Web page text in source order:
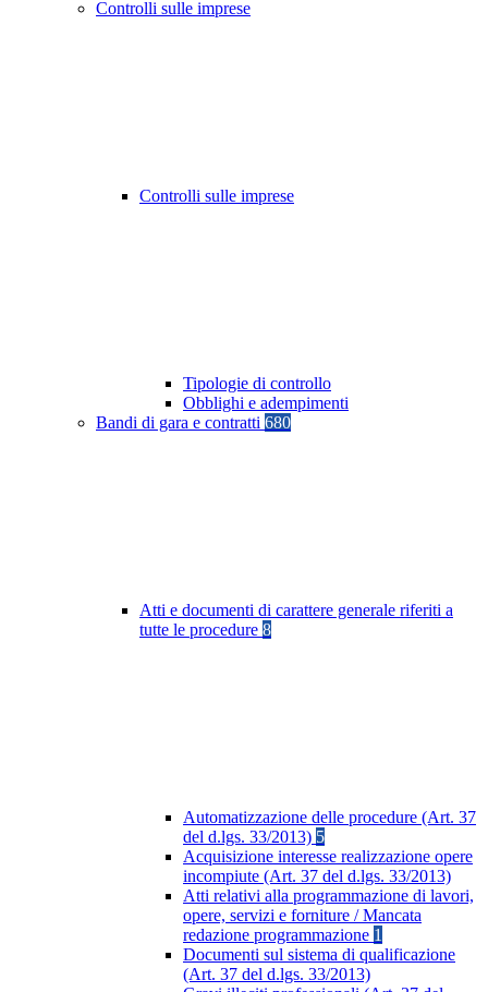
Controlli sulle imprese
Controlli sulle imprese
Tipologie di controllo
Obblighi e adempimenti
Bandi di gara e contratti 680
Atti e documenti di carattere generale riferiti a
tutte le procedure 8
Automatizzazione delle procedure (Art. 37
del d.lgs. 33/2013) 5
Acquisizione interesse realizzazione opere
incompiute (Art. 37 del d.lgs. 33/2013)
Atti relativi alla programmazione di lavori,
opere, servizi e forniture / Mancata
redazione programmazione 1
Documenti sul sistema di qualificazione
(Art. 37 del d.lgs. 33/2013)